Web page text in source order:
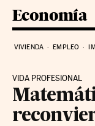
Economía
VIVIENDA EMPLEO
VIDA PROFESIONAL